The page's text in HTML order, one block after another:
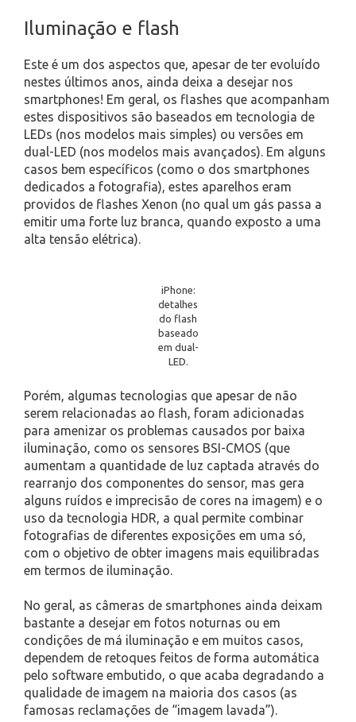
Iluminação e flash
Este é um dos aspectos que, apesar de ter evoluído
nestes últimos anos, ainda deixa a desejar nos
smartphones! Em geral, os flashes que acompanham
estes dispositivos são baseados em tecnologia de
LEDs (nos modelos mais simples) ou versões em
dual-LED (nos modelos mais avançados). Em alguns
casos bem específicos (como o dos smartphones
dedicados a fotografia), estes aparelhos eram
providos de flashes Xenon (no qual um gás passa a
emitir uma forte luz branca, quando exposto a uma
alta tensão elétrica).
iPhone:
detalhes
do flash
baseado
em dual-
LED.
Porém, algumas tecnologias que apesar de não
serem relacionadas ao flash, foram adicionadas
para amenizar os problemas causados por baixa
iluminação, como os sensores BSI-CMOS (que
aumentam a quantidade de luz captada através do
rearranjo dos componentes do sensor, mas gera
alguns ruídos e imprecisão de cores na imagem) e o
uso da tecnologia HDR, a qual permite combinar
fotografias de diferentes exposições em uma só,
com o objetivo de obter imagens mais equilibradas
em termos de iluminação.
No geral, as câmeras de smartphones ainda deixam
bastante a desejar em fotos noturnas ou em
condições de má iluminação e em muitos casos,
dependem de retoques feitos de forma automática
pelo software embutido, o que acaba degradando a
qualidade de imagem na maioria dos casos (as
famosas reclamações de “imagem lavada”).